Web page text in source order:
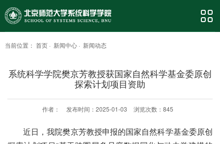
当前位置： 首页 · 新闻中心 · 新闻动态
系统科学学院樊京芳教授获国家自然科学基金委原创
探索计划项目资助
作者： 发布时间：2025-01-03 浏览次数： 845
近日，我院樊京芳教授申报的国家自然科学基金委原创